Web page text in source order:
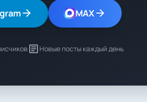
arrow_forward MAXarrow_forward
article Новые посты каждый день